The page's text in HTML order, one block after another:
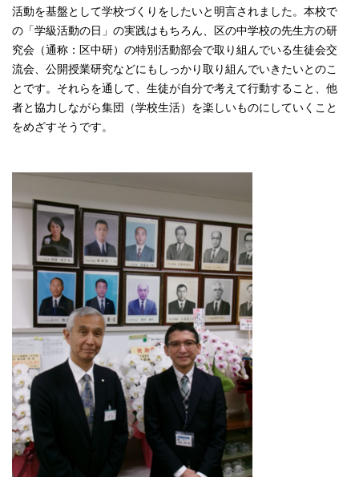
活動を基盤として学校づくりをしたいと明言されました。本校で
の「学級活動の日」の実践はもちろん、区の中学校の先生方の研
究会（通称：区中研）の特別活動部会で取り組んでいる生徒会交
流会、公開授業研究などにもしっかり取り組んでいきたいとのこ
とです。それらを通して、生徒が自分で考えて行動すること、他
者と協力しながら集団（学校生活）を楽しいものにしていくこと
をめざすそうです。